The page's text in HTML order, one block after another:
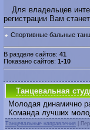
Для владельцев
регистрации Вам
Спортивные бальные
В разделе сайтов: 41
Показано сайтов: 1-10
Танцевальная
Молодая динамично
Команда лучших
Танцевальные направления |